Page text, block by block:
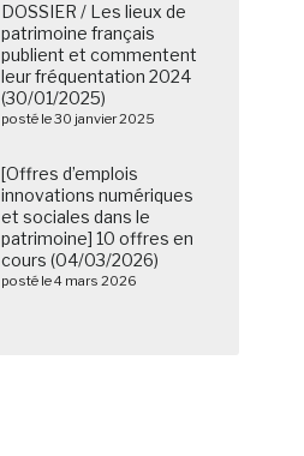
DOSSIER / Les lieux de
patrimoine français
publient et commentent
leur fréquentation 2024
(30/01/2025)
posté le 30 janvier 2025
[Offres d’emplois
innovations numériques
et sociales dans le
patrimoine] 10 offres en
cours (04/03/2026)
posté le 4 mars 2026